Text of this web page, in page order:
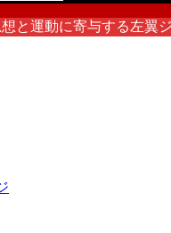
と運動に寄与する左翼